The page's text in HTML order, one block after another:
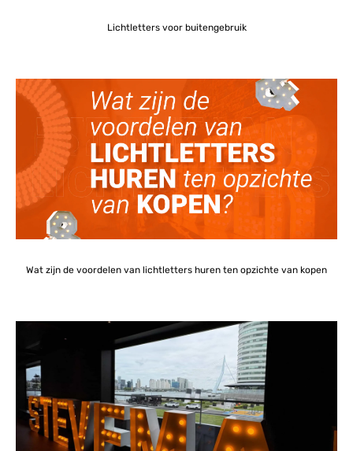
Lichtletters voor buitengebruik
Wat zijn de voordelen van lichtletters huren ten opzichte van kopen